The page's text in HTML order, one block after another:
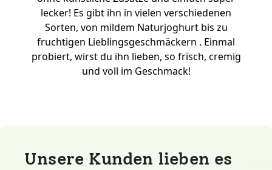
lecker! Es gibt ihn in vielen verschiedenen
Sorten, von mildem Naturjoghurt bis zu
fruchtigen Lieblingsgeschmäckern . Einmal
probiert, wirst du ihn lieben, so frisch, cremig
und voll im Geschmack!
Unsere Kunden lieben es